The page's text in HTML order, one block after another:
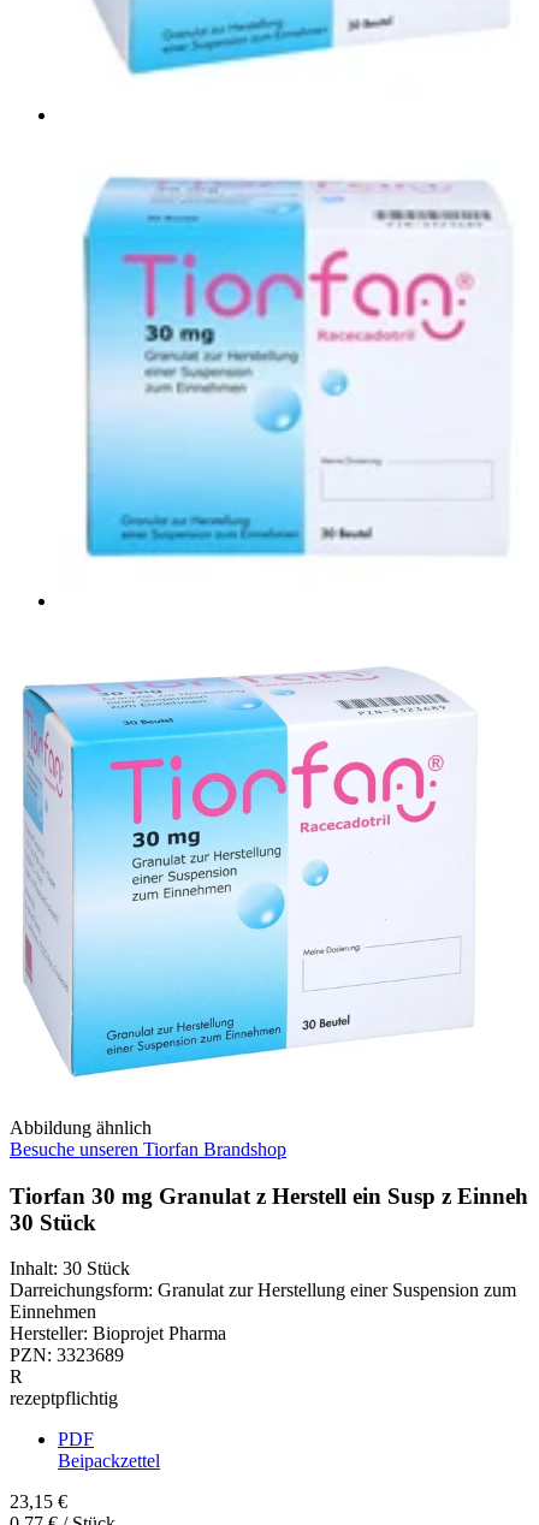
Abbildung ähnlich
Besuche unseren Tiorfan Brandshop
Tiorfan 30 mg Granulat z Herstell ein Susp z Einneh
30 Stück
Inhalt: 30 Stück
Darreichungsform: Granulat zur Herstellung einer Suspension zum
Einnehmen
Hersteller: Bioprojet Pharma
PZN: 3323689
R
rezeptpflichtig
PDF
Beipackzettel
23,15 €